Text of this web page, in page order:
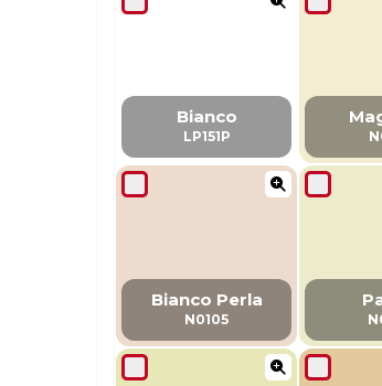
Bianco
LP151P
Bianco Perla
N0105